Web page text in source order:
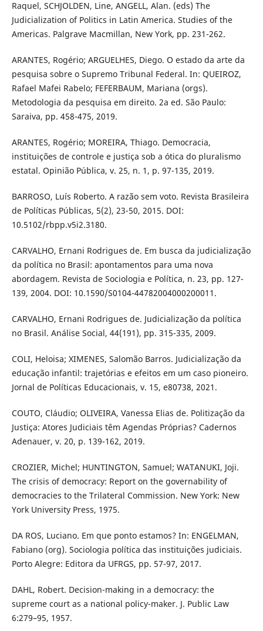
Raquel, SCHJOLDEN, Line, ANGELL, Alan. (eds) The
Judicialization of Politics in Latin America. Studies of the
Americas. Palgrave Macmillan, New York, pp. 231-262.
ARANTES, Rogério; ARGUELHES, Diego. O estado da arte da
pesquisa sobre o Supremo Tribunal Federal. In: QUEIROZ,
Rafael Mafei Rabelo; FEFERBAUM, Mariana (orgs).
Metodologia da pesquisa em direito. 2a ed. São Paulo:
Saraiva, pp. 458-475, 2019.
ARANTES, Rogério; MOREIRA, Thiago. Democracia,
instituições de controle e justiça sob a ótica do pluralismo
estatal. Opinião Pública, v. 25, n. 1, p. 97-135, 2019.
BARROSO, Luís Roberto. A razão sem voto. Revista Brasileira
de Políticas Públicas, 5(2), 23-50, 2015. DOI:
10.5102/rbpp.v5i2.3180.
CARVALHO, Ernani Rodrigues de. Em busca da judicialização
da política no Brasil: apontamentos para uma nova
abordagem. Revista de Sociologia e Política, n. 23, pp. 127-
139, 2004. DOI: 10.1590/S0104-44782004000200011.
CARVALHO, Ernani Rodrigues de. Judicialização da política
no Brasil. Análise Social, 44(191), pp. 315-335, 2009.
COLI, Heloisa; XIMENES, Salomão Barros. Judicialização da
educação infantil: trajetórias e efeitos em um caso pioneiro.
Jornal de Políticas Educacionais, v. 15, e80738, 2021.
COUTO, Cláudio; OLIVEIRA, Vanessa Elias de. Politização da
Justiça: Atores Judiciais têm Agendas Próprias? Cadernos
Adenauer, v. 20, p. 139-162, 2019.
CROZIER, Michel; HUNTINGTON, Samuel; WATANUKI, Joji.
The crisis of democracy: Report on the governability of
democracies to the Trilateral Commission. New York: New
York University Press, 1975.
DA ROS, Luciano. Em que ponto estamos? In: ENGELMAN,
Fabiano (org). Sociologia política das instituições judiciais.
Porto Alegre: Editora da UFRGS, pp. 57-97, 2017.
DAHL, Robert. Decision-making in a democracy: the
supreme court as a national policy-maker. J. Public Law
6:279–95, 1957.